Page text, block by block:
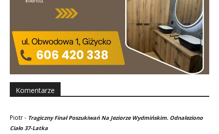
Komentarze
Piotr- Tragiczny Finał Poszukiwań Na Jeziorze Wydmińskim. Odnaleziono
Ciało 37-Latka